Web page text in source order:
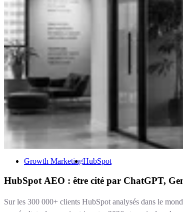
Growth MarketingHubSpot
HubSpot AEO : être cité par ChatGPT,
Sur les 300 000+ clients HubSpot analysés dans le